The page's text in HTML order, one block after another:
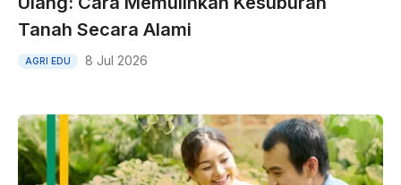
Tanah Secara Alami
AGRI EDU 8 Jul 2026